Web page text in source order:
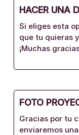
HACER UNA
Si eliges esta
que tu quieras
¡Muchas
FOTO
Gracias por tu
enviaremos